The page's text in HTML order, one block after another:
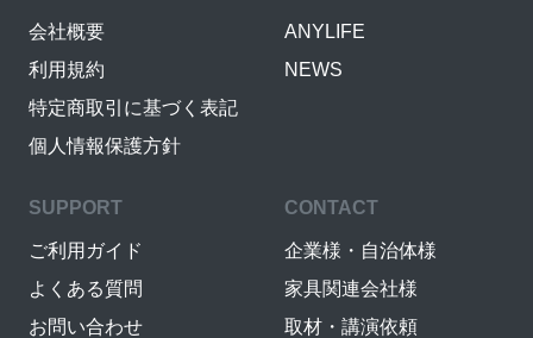
会社概要
利用規約
特定商取引に基づく表記
個人情報保護方針
ANYLIFE
NEWS
SUPPORT
ご利用ガイド
よくある質問
お問い合わせ
CONTACT
企業様・自治体様
家具関連会社様
取材・講演依頼